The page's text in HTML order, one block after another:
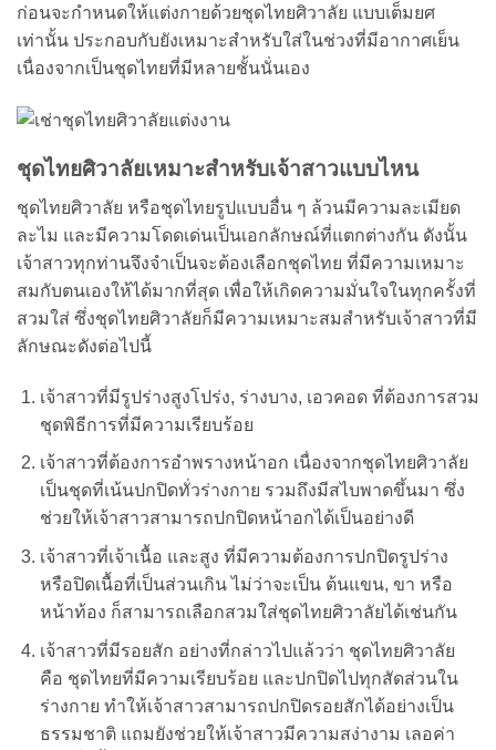
ก่อนจะกำหนดให้แต่งกายด้วยชุดไทยศิวาลัย แบบเต็มยศ
เท่านั้น ประกอบกับยังเหมาะสำหรับใส่ในช่วงที่มีอากาศเย็น
เนื่องจากเป็นชุดไทยที่มีหลายชั้นนั่นเอง
ชุดไทยศิวาลัยเหมาะสำหรับเจ้าสาวแบบไหน
ชุดไทยศิวาลัย หรือชุดไทยรูปแบบอื่น ๆ ล้วนมีความละเมียด
ละไม และมีความโดดเด่นเป็นเอกลักษณ์ที่แตกต่างกัน ดังนั้น
เจ้าสาวทุกท่านจึงจำเป็นจะต้องเลือกชุดไทย ที่มีความเหมาะ
สมกับตนเองให้ได้มากที่สุด เพื่อให้เกิดความมั่นใจในทุกครั้งที่
สวมใส่ ซึ่งชุดไทยศิวาลัยก็มีความเหมาะสมสำหรับเจ้าสาวที่มี
ลักษณะดังต่อไปนี้
เจ้าสาวที่มีรูปร่างสูงโปร่ง, ร่างบาง, เอวคอด ที่ต้องการสวม
ชุดพิธีการที่มีความเรียบร้อย
เจ้าสาวที่ต้องการอำพรางหน้าอก เนื่องจากชุดไทยศิวาลัย
เป็นชุดที่เน้นปกปิดทั่วร่างกาย รวมถึงมีสไบพาดขึ้นมา ซึ่ง
ช่วยให้เจ้าสาวสามารถปกปิดหน้าอกได้เป็นอย่างดี
เจ้าสาวที่เจ้าเนื้อ และสูง ที่มีความต้องการปกปิดรูปร่าง
หรือปิดเนื้อที่เป็นส่วนเกิน ไม่ว่าจะเป็น ต้นแขน, ขา หรือ
หน้าท้อง ก็สามารถเลือกสวมใส่ชุดไทยศิวาลัยได้เช่นกัน
เจ้าสาวที่มีรอยสัก อย่างที่กล่าวไปแล้วว่า ชุดไทยศิวาลัย
คือ ชุดไทยที่มีความเรียบร้อย และปกปิดไปทุกสัดส่วนใน
ร่างกาย ทำให้เจ้าสาวสามารถปกปิดรอยสักได้อย่างเป็น
ธรรมชาติ แถมยังช่วยให้เจ้าสาวมีความสง่างาม เลอค่า